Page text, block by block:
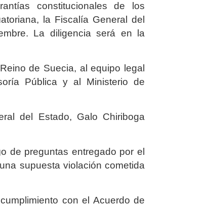
constitucionales de los
la Fiscalía General del
La diligencia será en la
de Suecia, al equipo legal
Pública y al Ministerio de
del Estado, Galo Chiriboga
de preguntas entregado por el
supuesta violación cometida
con el Acuerdo de